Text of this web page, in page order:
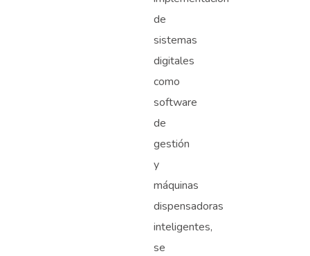
de
sistemas
digitales
como
software
de
gestión
y
máquinas
dispensadoras
inteligentes,
se